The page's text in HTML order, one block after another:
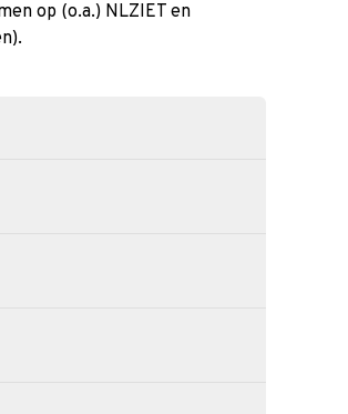
op (o.a.) NLZIET en